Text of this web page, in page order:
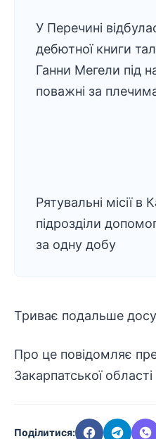
У Перечині
дебютної книги
Ганни Мегели під
поважні за
Рятувальні місії в
підрозділи
за одну добу
Триває подальше
Про це повідомляє
Закарпатської області
Поділитися: